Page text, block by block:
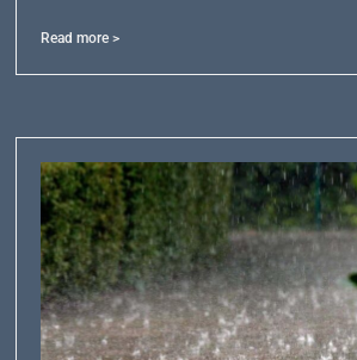
Read more >